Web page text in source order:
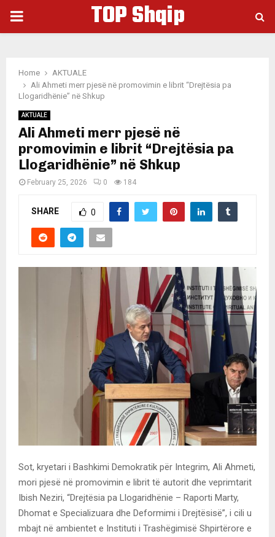
PRIMARY
TOP Shqip
Home
AKTUALE
Ali Ahmeti merr pjesë në promovimin e librit “Drejtësia pa
Llogaridhënie” në Shkup
AKTUALE
Ali Ahmeti merr pjesë në
promovimin e librit “Drejtësia pa
Llogaridhënie” në Shkup
February 25, 2026 0 184
SHARE 0
Sot, kryetari i Bashkimi Demokratik për Integrim, Ali Ahmeti,
mori pjesë në promovimin e librit të autorit dhe veprimtarit
Ibish Neziri, “Drejtësia pa Llogaridhënie – Raporti Marty,
Dhomat e Specializuara dhe Deformimi i Drejtësisë”, i cili u
mbajt në ambientet e Instituti i Trashëgimisë Shpirtërore e